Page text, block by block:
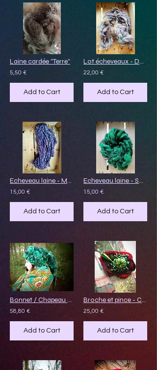
Laine cardée "Terre"
5,50 €
Add to Cart
Lot écheveaux - Doux nuage
22,00 €
Add to Cart
Echeveau laine - Mûre écrasée
15,00 €
Add to Cart
Echeveau laine - Sous le gui
15,00 €
Add to Cart
Bonnet / Chapeau de lutin émeraude
58,80 €
Add to Cart
Broche et pince - Coloquinte en fleur
25,00 €
Add to Cart